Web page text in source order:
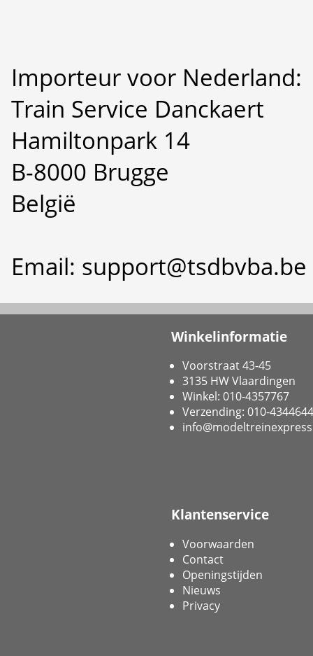
Importeur voor Nederland:
Train Service Danckaert
Hamiltonpark 14
B-8000 Brugge
België
Email: support@tsdbvba.be
Winkelinformatie
Voorstraat 43-45
3135 HW Vlaardingen
Winkel: 010-4357767
Verzending: 010-4344644
Klantenservice
Voorwaarden
Contact
Openingstijden
Nieuws
Privacy